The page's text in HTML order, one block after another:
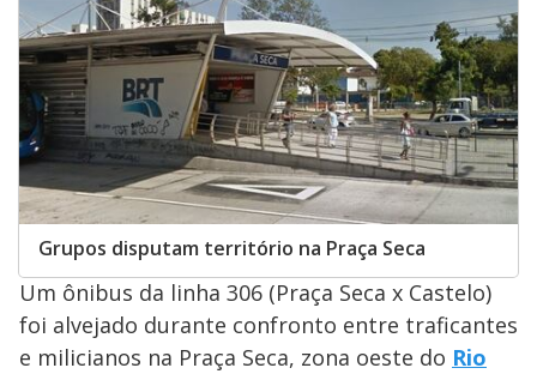
Grupos disputam território na Praça Seca
Um ônibus da linha 306 (Praça Seca x Castelo)
foi alvejado durante confronto entre traficantes
e milicianos na Praça Seca, zona oeste do Rio